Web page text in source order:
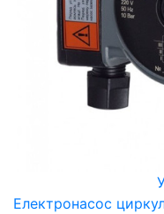
Електронасос